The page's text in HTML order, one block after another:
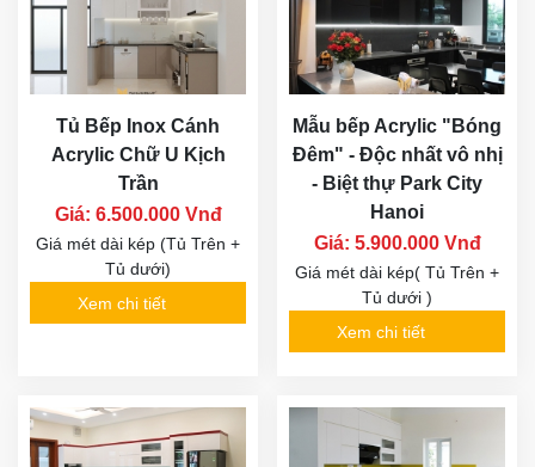
Xem thêm sản phẩm và bài viết
liên quan
Xem thêm các mẫu tủ bếp Acrylic đẹp
Các mẫu tủ bếp gỗ công nghiệp MDF
Báo giá tủ bếp mới nhất
So sánh Acrylic, Laminate và Melamine khi làm tủ
Các mẫu tủ bếp Acrylic bóng gương đẹp
Xem thêm các mẫu tủ bếp đẹp